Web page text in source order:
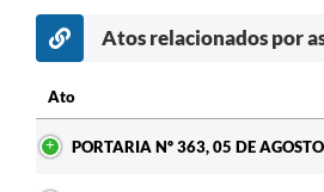
Atos relacionados por
Ato
PORTARIA Nº 363, 05 DE